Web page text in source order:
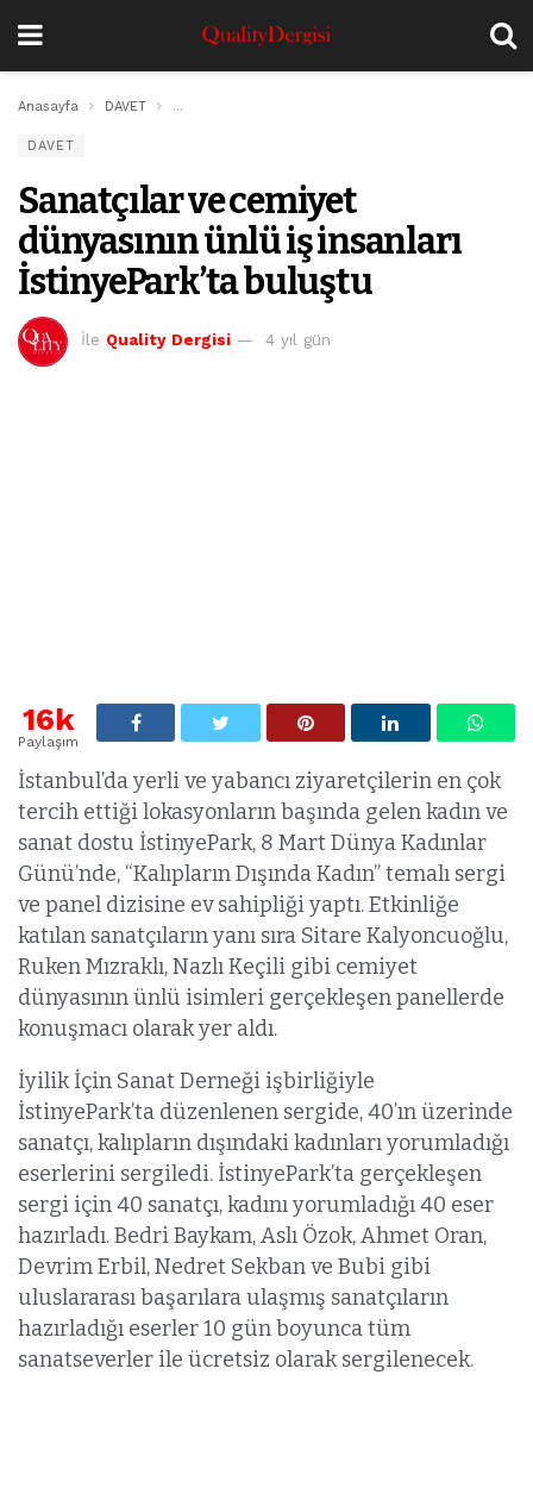
Anasayfa DAVET Sanatçılar ve cemiyet dünyasının ünlü iş insanları
DAVET
Sanatçılar ve cemiyet
dünyasının ünlü iş insanları
İstinyePark’ta buluştu
İle Quality Dergisi 4 yıl gün
16k
Paylaşım
İstanbul’da yerli ve yabancı ziyaretçilerin en çok
tercih ettiği lokasyonların başında gelen kadın ve
sanat dostu İstinyePark, 8 Mart Dünya Kadınlar
Günü’nde, “Kalıpların Dışında Kadın” temalı sergi
ve panel dizisine ev sahipliği yaptı. Etkinliğe
katılan sanatçıların yanı sıra Sitare Kalyoncuoğlu,
Ruken Mızraklı, Nazlı Keçili gibi cemiyet
dünyasının ünlü isimleri gerçekleşen panellerde
konuşmacı olarak yer aldı.
İyilik İçin Sanat Derneği işbirliğiyle
İstinyePark’ta düzenlenen sergide, 40’ın üzerinde
sanatçı, kalıpların dışındaki kadınları yorumladığı
eserlerini sergiledi. İstinyePark’ta gerçekleşen
sergi için 40 sanatçı, kadını yorumladığı 40 eser
hazırladı. Bedri Baykam, Aslı Özok, Ahmet Oran,
Devrim Erbil, Nedret Sekban ve Bubi gibi
uluslararası başarılara ulaşmış sanatçıların
hazırladığı eserler 10 gün boyunca tüm
sanatseverler ile ücretsiz olarak sergilenecek.